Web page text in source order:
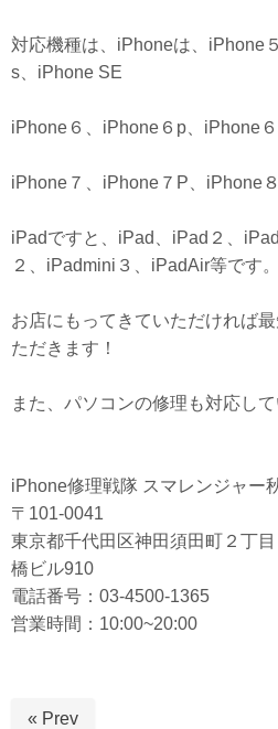
対応機種は、iPhoneは、iPhone
s、iPhone SE
iPhone６、iPhone６p、iPhone
iPhone７、iPhone７P、iPhone
iPadですと、iPad、iPad２、
２、iPadmini３、iPadAir等です。
お店にもってきていただければ
ただきます！
また、パソコンの修理も対応して
iPhone修理戦隊 スマレンジャー
〒101-0041
東京都千代田区神田須田町２丁
橋ビル910
電話番号：03-4500-1365
営業時間：10:00~20:00
« Prev